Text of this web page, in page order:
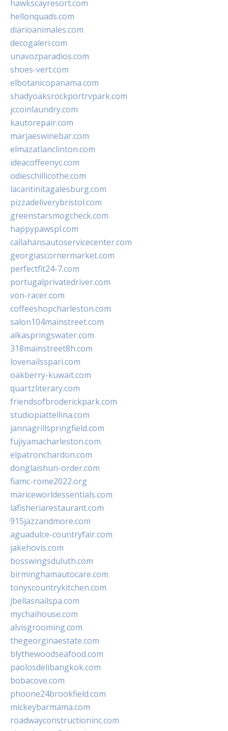
hawkscayresort.com
hellonquads.com
diarioanimales.com
decogaleri.com
unavozparadios.com
shoes-vert.com
elbotanicopanama.com
shadyoaksrockportrvpark.com
jccoinlaundry.com
kautorepair.com
marjaeswinebar.com
elmazatlanclinton.com
ideacoffeenyc.com
odieschillicothe.com
lacantinitagalesburg.com
pizzadeliverybristol.com
greenstarsmogcheck.com
happypawspl.com
callahansautoservicecenter.com
georgiascornermarket.com
perfectfit24-7.com
portugalprivatedriver.com
von-racer.com
coffeeshopcharleston.com
salon104mainstreet.com
alkaspringswater.com
318mainstreet8h.com
lovenailsspari.com
oakberry-kuwait.com
quartzliterary.com
friendsofbroderickpark.com
studiopiattellina.com
jannagrillspringfield.com
fujiyamacharleston.com
elpatronchardon.com
donglaishun-order.com
fiamc-rome2022.org
mariceworldessentials.com
lafisheriarestaurant.com
915jazzandmore.com
aguadulce-countryfair.com
jakehovis.com
bosswingsduluth.com
birminghamautocare.com
tonyscountrykitchen.com
jbellasnailspa.com
mychaihouse.com
alvisgrooming.com
thegeorginaestate.com
blythewoodseafood.com
paolosdelibangkok.com
bobacove.com
phoone24brookfield.com
mickeybarmama.com
roadwayconstructioninc.com